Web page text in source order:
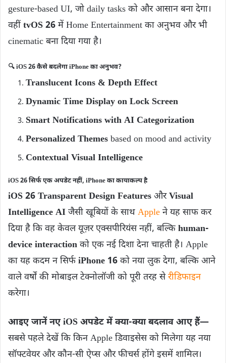
gesture-based UI, जो daily tasks को और आसान बना देगा।
वहीं tvOS 26 में Home Entertainment का अनुभव और भी
cinematic बना दिया गया है।
🔍iOS 26 कैसे बदलेगा iPhone का अनुभव?
Translucent Icons & Depth Effect
Dynamic Time Display on Lock Screen
Smart Notifications with AI Categorization
Personalized Themes based on mood and activity
Contextual Visual Intelligence
iOS 26 सिर्फ एक अपडेट नहीं, iPhone का कायाकल्प है
iOS 26 Transparent Design Features औरVisual
Intelligence AI जैसी खूबियों के साथ Apple ने यह साफ कर
दिया है कि वह केवल यूज़र एक्सपीरियंस नहीं, बल्कि human-
device interaction को एक नई दिशा देना चाहती है। Apple
का यह कदम न सिर्फiPhone 16 को नया लुक देगा, बल्कि आने
वाले वर्षों की मोबाइल टेक्नोलॉजी को पूरी तरह सेरीडिफाइन
करेगा।
आइए जानें नए iOS अपडेट में क्या-क्या बदलाव आए हैं—
सबसे पहले देखें कि किन Apple डिवाइसेस को मिलेगा यह नया
सॉफ्टवेयर और कौन-सी ऐप्स और फीचर्स होंगे इसमें शामिल।